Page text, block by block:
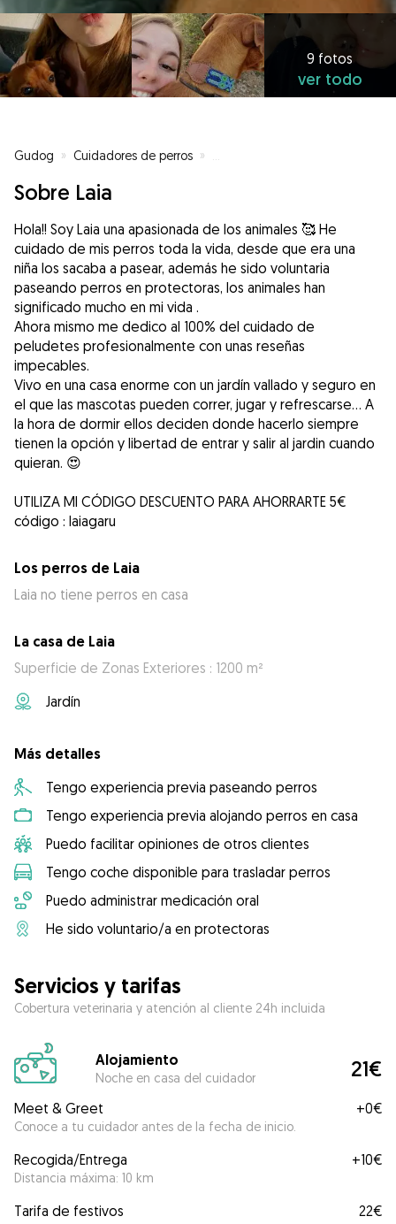
9 fotos
ver todo
Gudog » Cuidadores de perros »
Sobre Laia
Hola!! Soy Laia una apasionada de los animales 🥰 He
cuidado de mis perros toda la vida, desde que era una
niña los sacaba a pasear, además he sido voluntaria
paseando perros en protectoras, los animales han
significado mucho en mi vida .
Ahora mismo me dedico al 100% del cuidado de
peludetes profesionalmente con unas reseñas
impecables.
Vivo en una casa enorme con un jardín vallado y seguro en
el que las mascotas pueden correr, jugar y refrescarse... A
la hora de dormir ellos deciden donde hacerlo siempre
tienen la opción y libertad de entrar y salir al jardin cuando
quieran. 😍
UTILIZA MI CÓDIGO DESCUENTO PARA AHORRARTE 5€
código : laiagaru
Los perros de Laia
Laia no tiene perros en casa
La casa de Laia
Superficie de Zonas Exteriores : 1200 m²
Jardín
Más detalles
Tengo experiencia previa paseando perros
Tengo experiencia previa alojando perros en casa
Puedo facilitar opiniones de otros clientes
Tengo coche disponible para trasladar perros
Puedo administrar medicación oral
He sido voluntario/a en protectoras
Servicios y tarifas
Cobertura veterinaria y atención al cliente 24h incluida
Alojamiento
Noche en casa del cuidador 21€
Meet & Greet
Conoce a tu cuidador antes de la fecha de inicio.
+0€
Recogida/Entrega
Distancia máxima: 10 km
+10€
Tarifa de festivos
22€